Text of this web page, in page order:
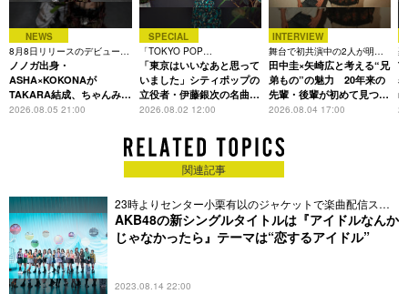
NEWS
8月8日リリースのデビュー曲
は「Time is money」
ノノガ出身・
ASHA×KOKONAが
TAKARA結成、ちゃんみな
主宰レーベル第2弾アーテ
2026.08.05 21:00
SPECIAL
「TOKYO POP
CHRONICLE」特集
「東京はいいなあと思って
いました」シティポップの
立役者・伊藤銀次の名曲回
想録
2026.08.02 12:00
INTERVIEW
舞台で初共演中の2人が明か
す、今の自分をつくる恩人の
存在
田中圭×矢崎広と考える“兄
弟もの”の魅力 20年来の
先輩・後輩が初めて見つけ
た互いの共通点とは
2026.08.04 17:00
関連記事
23時よりセンター小栗有以のジャケットで楽曲配信スタ
ート
AKB48の新シングルタイトルは『アイドルなんか
じゃなかったら』テーマは“恋するアイドル”
2023.08.14 22:00